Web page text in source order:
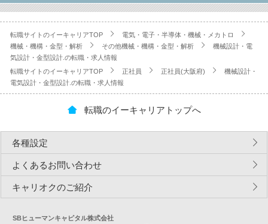
転職サイトのイーキャリアTOP
電気・電子・半導体・機械・メカトロ
機械・機構・金型・解析
その他機械・機構・金型・解析
機械設計・電
気設計・金型設計.の転職・求人情報
転職サイトのイーキャリアTOP
正社員 正社員(大阪府)
機械設計・
電気設計・金型設計.の転職・求人情報
転職のイーキャリアトップへ
各種設定
よくあるお問い合わせ
キャリオクのご紹介
SBヒューマンキャピタル株式会社